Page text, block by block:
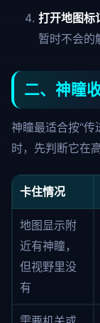
打开地图标
暂时不会的
二、神瞳
神瞳最适合按“传
时，先判断它在
卡住情况
地图显示附
近有神瞳，
但视野里没
有